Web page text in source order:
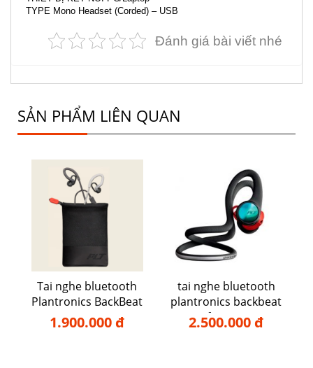
TYPE Mono Headset (Corded) – USB
Đánh giá bài viết nhé
SẢN PHẨM LIÊN QUAN
Tai nghe bluetooth
Plantronics BackBeat
FIT 350
1.900.000 đ
tai nghe bluetooth
plantronics backbeat
fit 2100
2.500.000 đ